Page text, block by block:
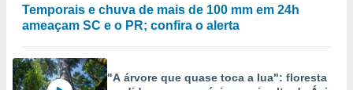
Temporais e chuva de mais de 100 mm em 24h
ameaçam SC e o PR; confira o alerta
"A árvore que quase toca a lua": floresta